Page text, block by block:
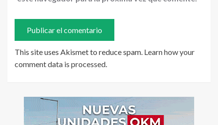
This site uses Akismet to reduce spam. Learn how your
comment data is processed.